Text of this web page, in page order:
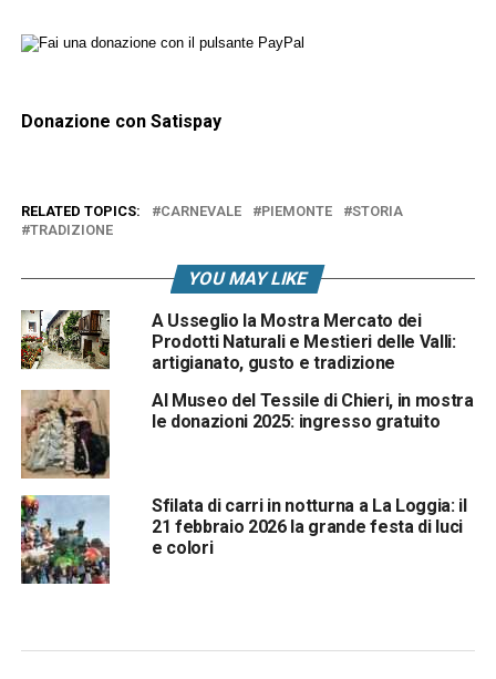
Donazione con Satispay
RELATED TOPICS: CARNEVALE PIEMONTE
STORIA
TRADIZIONE
YOU MAY LIKE
A Usseglio la Mostra Mercato dei
Prodotti Naturali e Mestieri delle Valli:
artigianato, gusto e tradizione
Al Museo del Tessile di Chieri, in mostra
le donazioni 2025: ingresso gratuito
Sfilata di carri in notturna a La Loggia: il
21 febbraio 2026 la grande festa di luci
e colori